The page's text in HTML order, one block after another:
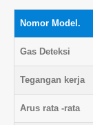
Nomor Model.
Gas Deteksi
Tegangan kerja
Arus rata -rata